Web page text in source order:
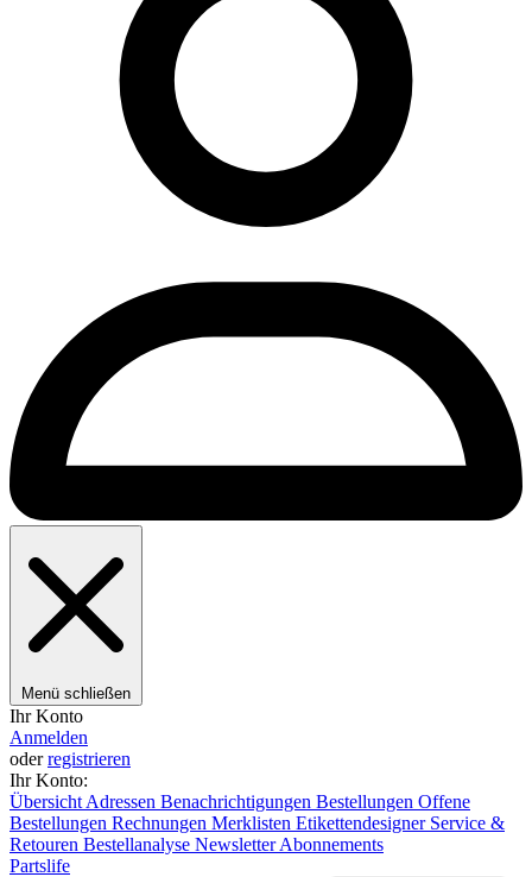
Menü schließen
Ihr Konto
Anmelden
oderregistrieren
Ihr Konto:
Übersicht Adressen Benachrichtigungen Bestellungen Offene
Bestellungen Rechnungen Merklisten Etikettendesigner Service &
Retouren Bestellanalyse NewsletterAbonnements
Partslife